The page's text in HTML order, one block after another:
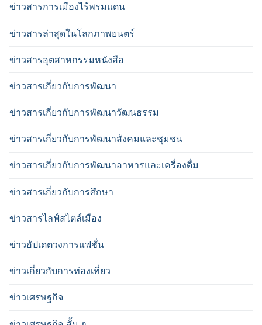
ข่าวสารการเมืองไร้พรมแดน
ข่าวสารล่าสุดในโลกภาพยนตร์
ข่าวสารอุตสาหกรรมหนังสือ
ข่าวสารเกี่ยวกับการพัฒนา
ข่าวสารเกี่ยวกับการพัฒนาวัฒนธรรม
ข่าวสารเกี่ยวกับการพัฒนาสังคมและชุมชน
ข่าวสารเกี่ยวกับการพัฒนาอาหารและเครื่องดื่ม
ข่าวสารเกี่ยวกับการศึกษา
ข่าวสารไลฟ์สไตล์เมือง
ข่าวอัปเดตวงการแฟชั่น
ข่าวเกี่ยวกับการท่องเที่ยว
ข่าวเศรษฐกิจ